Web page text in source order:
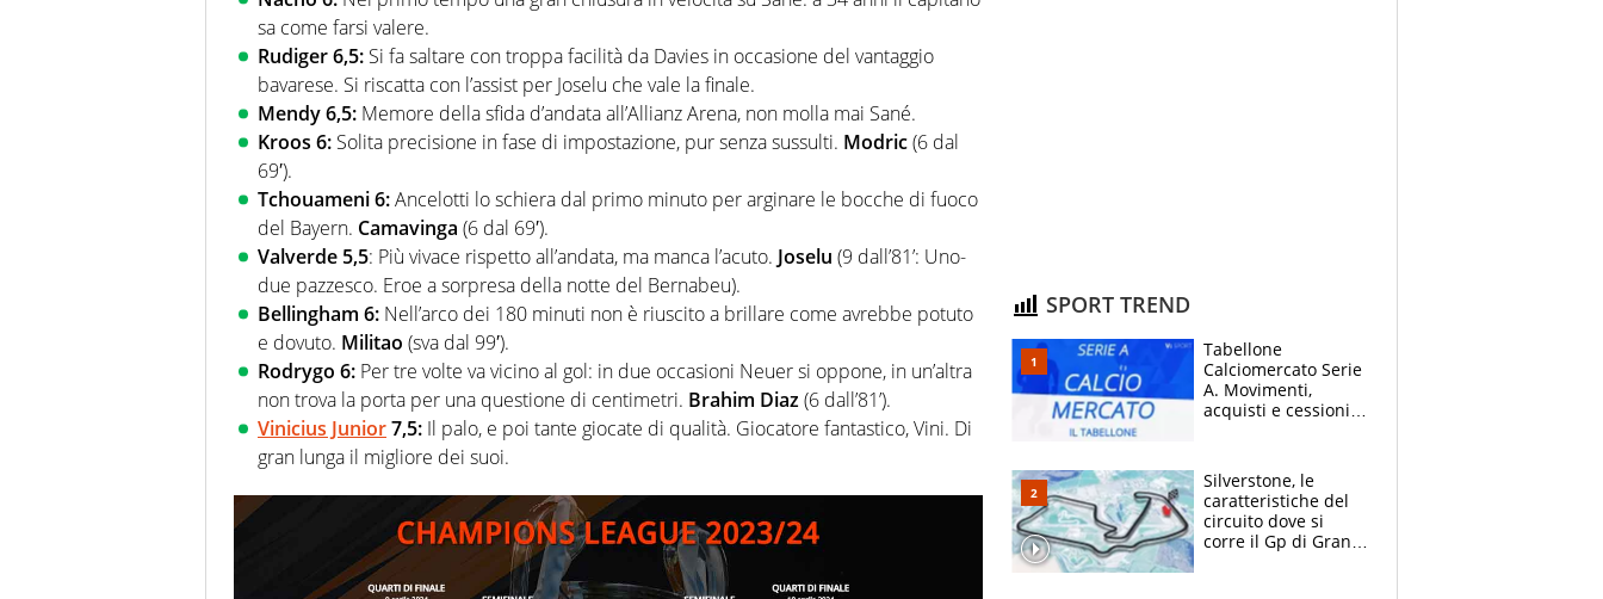
sa come farsi valere.
Rudiger 6,5: Si fa saltare con troppa facilità da Davies in occasione del vantaggio
bavarese. Si riscatta con l’assist per Joselu che vale la finale.
Mendy 6,5: Memore della sfida d’andata all’Allianz Arena, non molla mai Sané.
Kroos 6: Solita precisione in fase di impostazione, pur senza sussulti. Modric(6 dal
69′).
Tchouameni 6:Ancelotti lo schiera dal primo minuto per arginare le bocche di fuoco
del Bayern. Camavinga (6 dal 69′).
Valverde 5,5: Più vivace rispetto all’andata, ma manca l’acuto. Joselu (9 dall’81’: Uno-
due pazzesco. Eroe a sorpresa della notte del Bernabeu).
Bellingham 6: Nell’arco dei 180 minuti non è riuscito a brillare come avrebbe potuto
e dovuto. Militao (sva dal 99′).
Rodrygo 6: Per tre volte va vicino al gol: in due occasioni Neuer si oppone, in un’altra
non trova la porta per una questione di centimetri. Brahim Diaz(6 dall’81’).
Vinicius Junior7,5: Il palo, e poi tante giocate di qualità. Giocatore fantastico, Vini. Di
gran lunga il migliore dei suoi.
SPORT TREND
Tabellone
Calciomercato Serie
A. Movimenti,
acquisti e cessioni:
Silverstone, le
caratteristiche del
circuito dove si
corre il Gp di Gran